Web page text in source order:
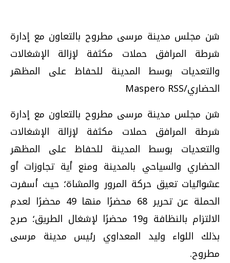
شن مجلس مدينة مرسى مطروح بالتعاون مع إدارة
شرطة المرافق حملات مكثفة لإزالة الإشغالات
والتعديات بوسط المدينة للحفاظ على المظهر
الحضاري/Maspero RSS
شن مجلس مدينة مرسى مطروح بالتعاون مع إدارة
شرطة المرافق حملات مكثفة لإزالة الإشغالات
والتعديات بوسط المدينة للحفاظ على المظهر
الحضاري والسياحي بالمدينة ومنع أية تجاوزات أو
عشوائيات تعيق حركة المرور والمشاة؛ حيث أسفرت
الحملة عن تحرير 68 محضرًا منها 49 محضرًا لعدم
الالتزام بالنظافة و19 محضرًا لإشغال الطريق؛ صرح
بذلك اللواء وليد المعداوي رئيس مدينة مرسى
مطروح.